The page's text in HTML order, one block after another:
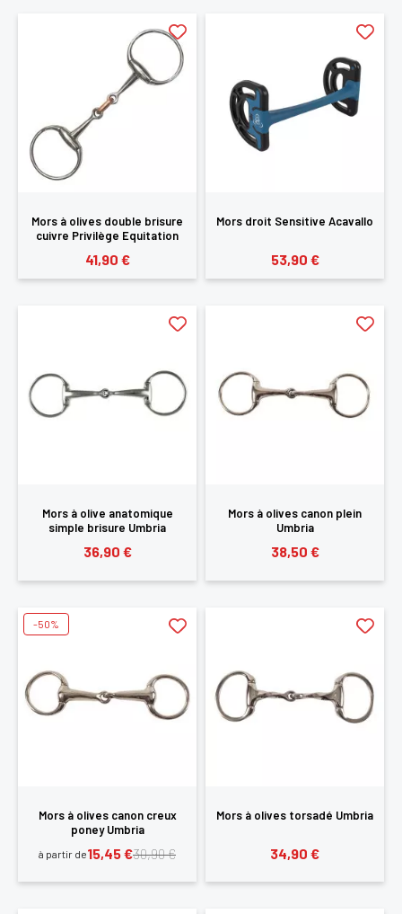
Mors à olives double brisure
cuivre Privilège Equitation
41,90 €
Mors droit Sensitive Acavallo
53,90 €
Mors à olive anatomique
simple brisure Umbria
36,90 €
Mors à olives canon plein
Umbria
38,50 €
Mors à olives canon creux
poney Umbria
à partir de 30,90 €
15,45 €
-50%
Mors à olives torsadé Umbria
34,90 €